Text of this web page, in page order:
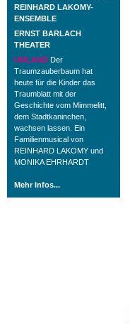
REINHARD LAKOMY-
ENSEMBLE
ERNST BARLACH
THEATER
UMLAND Der
Traumzauberbaum hat
heute für die Kinder das
Traumblatt mit der
Geschichte vom Mimmelitt,
dem Stadtkaninchen,
wachsen lassen. Ein
Familienmusical von
REINHARD LAKOMY und
MONIKA EHRHARDT
Mehr Infos...